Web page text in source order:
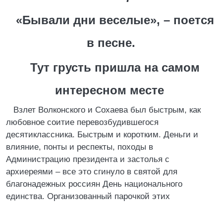
«Бывали дни веселые», – поется
в песне.
Тут грусть пришла на самом
интересном месте
Взлет Волконского и Сохаева был быстрым, как
любовное соитие перевозбудившегося
десятиклассника. Быстрым и коротким. Деньги и
влияние, понты и респекты, походы в
Администрацию президента и застолья с
архиереями – все это сгинуло в святой для
благонадежных россиян День национального
единства. Организованный парочкой этих